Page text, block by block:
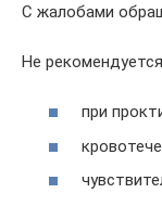
С жалобами
Не
при